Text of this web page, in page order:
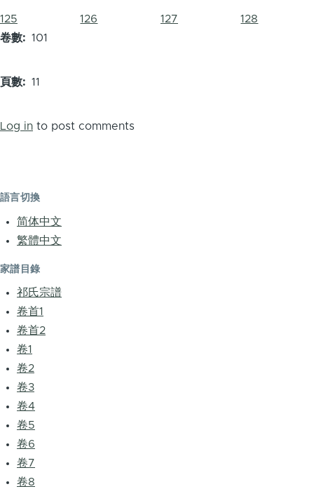
125 126 127
128
卷數
101
頁數 11
Log in to post comments
語言切換
简体中文
繁體中文
家譜目錄
祁氏宗譜
卷首1
卷首2
卷1
卷2
卷3
卷4
卷5
卷6
卷7
卷8